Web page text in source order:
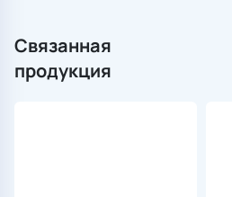
Связанная
продукция